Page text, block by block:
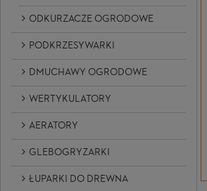
ODKURZACZE OGRODOWE
PODKRZESYWARKI
DMUCHAWY OGRODOWE
WERTYKULATORY
AERATORY
GLEBOGRYZARKI
ŁUPARKI DO DREWNA